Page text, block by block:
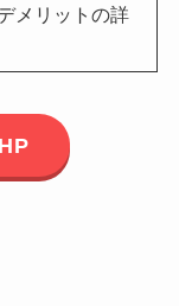
メリットの詳